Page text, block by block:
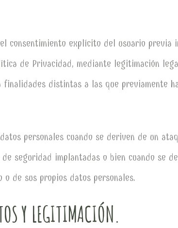
consentimiento explícito del usuario previa
de Privacidad, mediante legitimación
distintas a las que previamente
personales cuando se deriven de un
seguridad implantadas o bien cuando se
de sus propios datos personales.
Y LEGITIMACIÓN.